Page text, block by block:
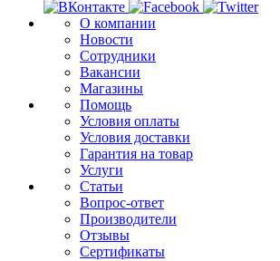
О компании
Новости
Сотрудники
Вакансии
Магазины
Помощь
Условия оплаты
Условия доставки
Гарантия на товар
Услуги
Статьи
Вопрос-ответ
Производители
Отзывы
Сертификаты